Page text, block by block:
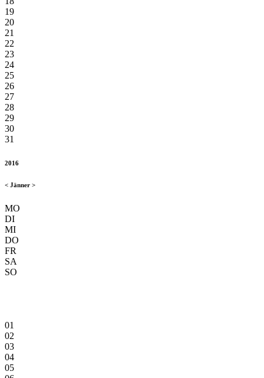
19
20
21
22
23
24
25
26
27
28
29
30
31
2016
< Jänner >
MO
DI
MI
DO
FR
SA
SO
01
02
03
04
05